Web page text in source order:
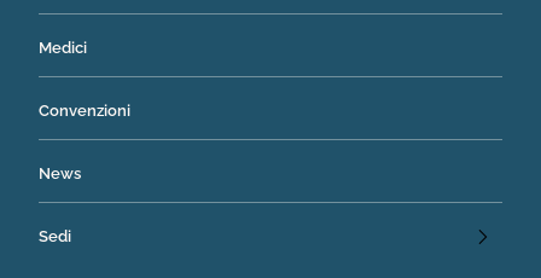
Medici
Convenzioni
News
Sedi